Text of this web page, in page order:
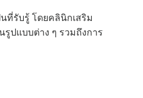
ที่รับรู้ โดยคลินิกเสริม
รูปแบบต่าง ๆ รวมถึงการ